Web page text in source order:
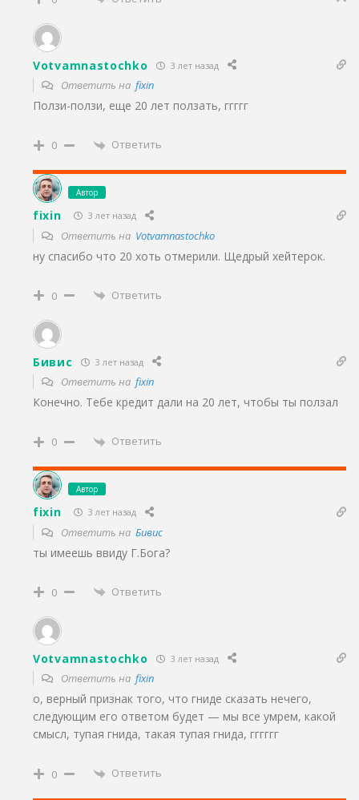
Votvamnastochko 3 лет назад
Ответить на fixin
Ползи-ползи, еще 20 лет ползать, ггггг
0 Ответить
Автор
fixin 3 лет назад
Ответить на Votvamnastochko
ну спасибо что 20 хоть отмерили. Щедрый хейтерок.
0 Ответить
Бивис 3 лет назад
Ответить на fixin
Конечно. Тебе кредит дали на 20 лет, чтобы ты ползал
0 Ответить
Автор
fixin 3 лет назад
Ответить на Бивис
ты имеешь ввиду Г.Бога?
0 Ответить
Votvamnastochko 3 лет назад
Ответить на fixin
о, верный признак того, что гниде сказать нечего,
следующим его ответом будет — мы все умрем, какой
смысл, тупая гнида, такая тупая гнида, гггггг
0 Ответить